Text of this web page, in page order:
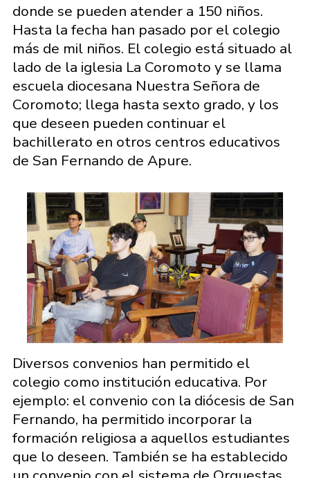
donde se pueden atender a 150 niños.
Hasta la fecha han pasado por el colegio
más de mil niños. El colegio está situado al
lado de la iglesia La Coromoto y se llama
escuela diocesana Nuestra Señora de
Coromoto; llega hasta sexto grado, y los
que deseen pueden continuar el
bachillerato en otros centros educativos
de San Fernando de Apure.
Diversos convenios han permitido el
colegio como institución educativa. Por
ejemplo: el convenio con la diócesis de San
Fernando, ha permitido incorporar la
formación religiosa a aquellos estudiantes
que lo deseen. También se ha establecido